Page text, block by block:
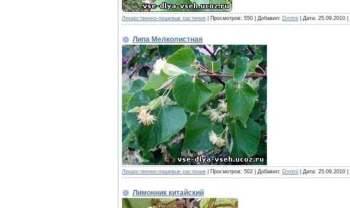
Лекарственно-пищевые растения Просмотров: 550 Добавил: Dmitrii Дата: 25.09.2010
Липа Мелколистная
Лекарственно-пищевые растения Просмотров: 502 Добавил: Dmitrii Дата: 25.09.2010
Лимонник китайский